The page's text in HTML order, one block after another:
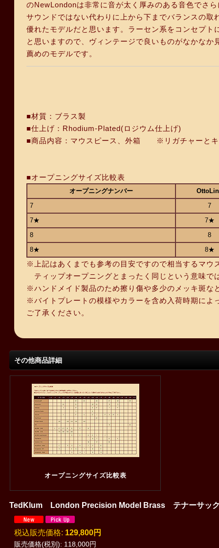
のNewLondonは非常に音が太く厚みのある音色でさ
サウンドではない代わりに上から下までバランスの
優れたモデルだと思います。ラーセン系をコンセプ
と思いますので、ヴィンテージで良いものがなかな
薦めのモデルです。
■材質：ブラス製
■仕上げ：Rhodium-Plated(ロジウム仕上げ)
■商品内容：マウスピース、外箱 ※リガチャーとキ
■オープニングサイズ比較表
オープニングナンバー
7
7
7★
7★
8
8
8★
8★
※上記はあくまでも参考の目安ですので相当するマウ
ティップオープニングとまったく同じという意味で
※ハンドメイド製品のため擦り傷や多少のメッキ斑な
※バイトプレートの模様やカラーを含め入荷時期によ
ご了承ください。
その他商品詳細
オープニングサイズ比較表
TedKlum London Precision Model Brass テナーサッ
販売価格(税別): 118,000円
税込 : 129,800円